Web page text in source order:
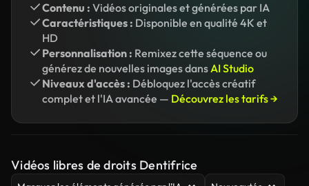
Contenu : Vidéos originales et générées par IA
Caractéristiques : Disponible en qualité 4K et
HD
Personnalisation : Remixez cette séquence ou
générez de nouvelles images dansAI Studio
Niveaux d'accès : Débloquez l'accès créatif
complet et l'IA avancée — Découvrez les tarifs →
Vidéos libres de droits Dentifrice